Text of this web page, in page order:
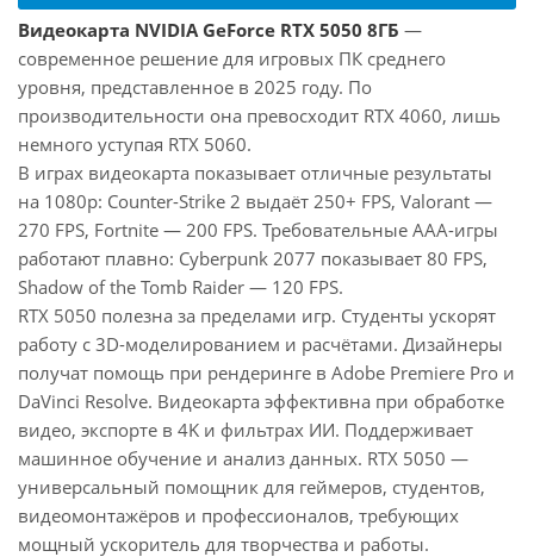
Видеокарта NVIDIA GeForce RTX 5050 8ГБ —
современное решение для игровых ПК среднего
уровня, представленное в 2025 году. По
производительности она превосходит RTX 4060, лишь
немного уступая RTX 5060.
В играх видеокарта показывает отличные результаты
на 1080p: Counter-Strike 2 выдаёт 250+ FPS, Valorant —
270 FPS, Fortnite — 200 FPS. Требовательные AAA-игры
работают плавно: Cyberpunk 2077 показывает 80 FPS,
Shadow of the Tomb Raider — 120 FPS.
RTX 5050 полезна за пределами игр. Студенты ускорят
работу с 3D-моделированием и расчётами. Дизайнеры
получат помощь при рендеринге в Adobe Premiere Pro и
DaVinci Resolve. Видеокарта эффективна при обработке
видео, экспорте в 4K и фильтрах ИИ. Поддерживает
машинное обучение и анализ данных. RTX 5050 —
универсальный помощник для геймеров, студентов,
видеомонтажёров и профессионалов, требующих
мощный ускоритель для творчества и работы.